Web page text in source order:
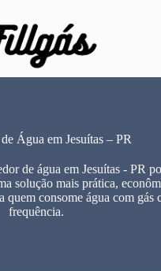
Água em Jesuítas – PR
de água em Jesuítas - PR
solução mais prática,
quem consome água com gás
frequência.